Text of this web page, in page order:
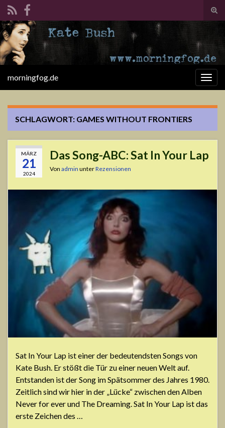
Search for:
morningfog.de
SCHLAGWORT: GAMES WITHOUT FRONTIERS
MÄRZ
21
2024
Das Song-ABC: Sat In Your Lap
Von admin unterRezensionen
Sat In Your Lap ist einer der bedeutendsten Songs von
Kate Bush. Er stößt die Tür zu einer neuen Welt auf.
Entstanden ist der Song im Spätsommer des Jahres 1980.
Zeitlich sind wir hier in der „Lücke“ zwischen den Alben
Never for ever und The Dreaming. Sat In Your Lap ist das
erste Zeichen des …